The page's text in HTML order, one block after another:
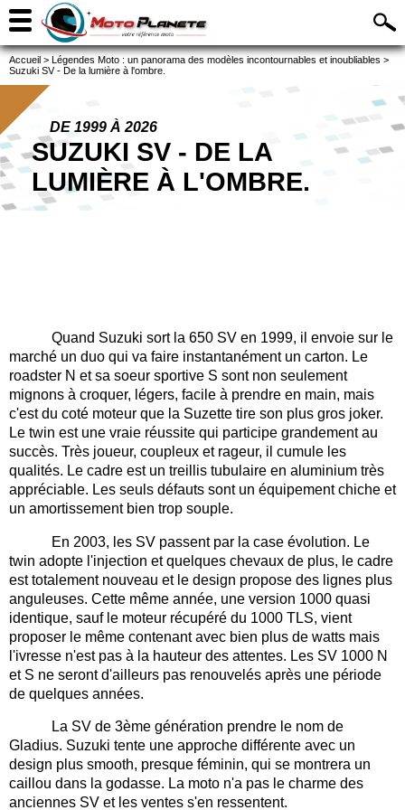
Accueil > Légendes Moto : un panorama des modèles incontournables et inoubliables >
Suzuki SV - De la lumière à l'ombre.
DE 1999 À 2026
SUZUKI SV - DE LA
LUMIÈRE À L'OMBRE.
Quand Suzuki sort la 650 SV en 1999, il envoie sur le
marché un duo qui va faire instantanément un carton. Le
roadster N et sa soeur sportive S sont non seulement
mignons à croquer, légers, facile à prendre en main, mais
c'est du coté moteur que la Suzette tire son plus gros joker.
Le twin est une vraie réussite qui participe grandement au
succès. Très joueur, coupleux et rageur, il cumule les
qualités. Le cadre est un treillis tubulaire en aluminium très
appréciable. Les seuls défauts sont un équipement chiche et
un amortissement bien trop souple.
En 2003, les SV passent par la case évolution. Le
twin adopte l'injection et quelques chevaux de plus, le cadre
est totalement nouveau et le design propose des lignes plus
anguleuses. Cette même année, une version 1000 quasi
identique, sauf le moteur récupéré du 1000 TLS, vient
proposer le même contenant avec bien plus de watts mais
l'ivresse n'est pas à la hauteur des attentes. Les SV 1000 N
et S ne seront d'ailleurs pas renouvelés après une période
de quelques années.
La SV de 3ème génération prendre le nom de
Gladius. Suzuki tente une approche différente avec un
design plus smooth, presque féminin, qui se montrera un
caillou dans la godasse. La moto n'a pas le charme des
anciennes SV et les ventes s'en ressentent.